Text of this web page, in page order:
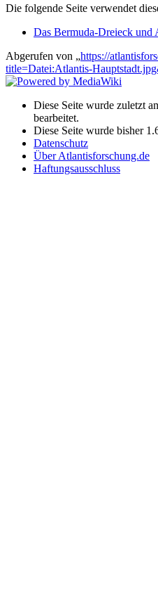
Die folgende Seite verwendet
Das Bermuda-Dreieck und
Abgerufen von „https://
title=Datei:Atlantis-
Diese Seite wurde zuletzt
bearbeitet.
Diese Seite wurde bisher
Datenschutz
Über Atlantisforschung.de
Haftungsausschluss